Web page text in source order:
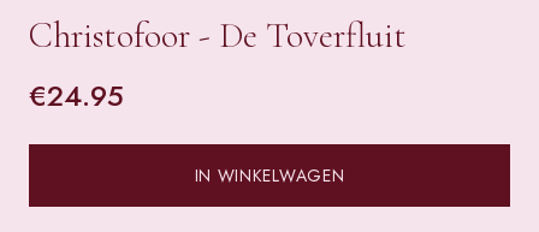
Christofoor - De Toverfluit
€24.95
IN WINKELWAGEN